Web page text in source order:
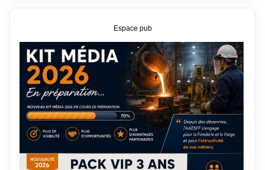
Espace pub